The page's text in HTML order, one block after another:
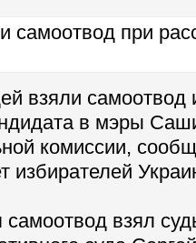
взяли самоотвод
в мэры
комиссии,
избирателей
взял